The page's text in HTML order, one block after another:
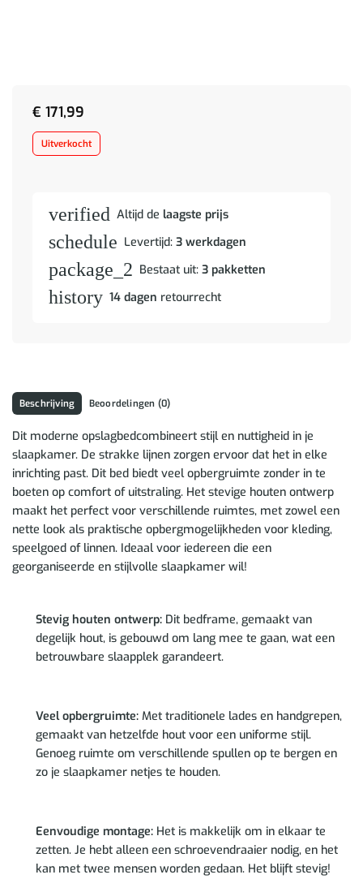
€ 171,99
Uitverkocht
verified Altijd de laagste prijs
schedule Levertijd: 3 werkdagen
package_2 Bestaat uit: 3 pakketten
history 14 dagen retourrecht
Beschrijving Beoordelingen (0)
Dit moderne opslagbedcombineert stijl en nuttigheid in je
slaapkamer. De strakke lijnen zorgen ervoor dat het in elke
inrichting past. Dit bed biedt veel opbergruimte zonder in te
boeten op comfort of uitstraling. Het stevige houten ontwerp
maakt het perfect voor verschillende ruimtes, met zowel een
nette look als praktische opbergmogelijkheden voor kleding,
speelgoed of linnen. Ideaal voor iedereen die een
georganiseerde en stijlvolle slaapkamer wil!
Stevig houten ontwerp:Dit bedframe, gemaakt van
degelijk hout, is gebouwd om lang mee te gaan, wat een
betrouwbare slaapplek garandeert.
Veel opbergruimte:Met traditionele lades en handgrepen,
gemaakt van hetzelfde hout voor een uniforme stijl.
Genoeg ruimte om verschillende spullen op te bergen en
zo je slaapkamer netjes te houden.
Eenvoudige montage:Het is makkelijk om in elkaar te
zetten. Je hebt alleen een schroevendraaier nodig, en het
kan met twee mensen worden gedaan. Het blijft stevig!